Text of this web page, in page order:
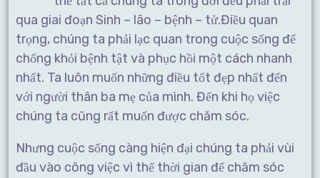
qua giai đoạn Sinh – lão – bệnh – tử.Điều quan
trọng, chúng ta phải lạc quan trong cuộc sống để
chống khỏi bệnh tật và phục hồi một cách nhanh
nhất. Ta luôn muốn những điều tốt đẹp nhất đến
với người thân ba mẹ của mình. Đến khi họ việc
chúng ta cũng rất muốn được chăm sóc.
Nhưng cuộc sống càng hiện đại chúng ta phải vùi
đầu vào công việc vì thế thời gian để chăm sóc